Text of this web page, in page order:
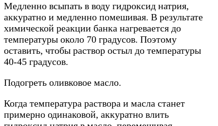
Медленно всыпать в воду гидроксид натрия,
аккуратно и медленно помешивая. В результате
химической реакции банка нагревается до
температуры около 70 градусов. Поэтому
оставить, чтобы раствор остыл до температуры
40-45 градусов.
Подогреть оливковое масло.
Когда температура раствора и масла станет
примерно одинаковой, аккуратно влить